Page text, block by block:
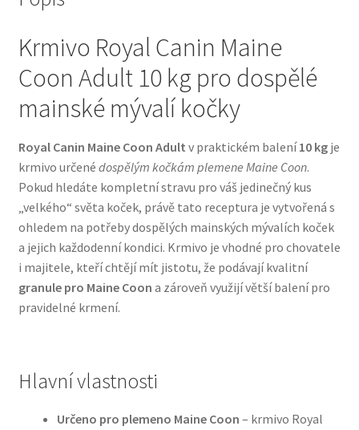
Veterinární dieta pro kočky
Vše pro psy — Krmivo, doplňky, vybavení
Bozita pro psy — Švédské krmivo s nordickou kvalitou
Brit pro psy
Granule pro psy
Natural Trainer pro psy — Italské krmivo s
přírodními složkami
Krmivo Royal Canin Maine
Coon Adult 10 kg pro dospělé
mainské mývalí kočky
Royal Canin Maine Coon Adult v praktickém balení10 kgje
krmivo určené dospělým kočkám plemene Maine Coon.
Pokud hledáte kompletní stravu pro váš jedinečný kus
„velkého“ světa koček, právě tato receptura je vytvořená s
ohledem na potřeby dospělých mainských mývalích koček
a jejich každodenní kondici. Krmivo je vhodné pro chovatele
i majitele, kteří chtějí mít jistotu, že podávají kvalitní
granule pro Maine Coon a zároveň využijí větší balení pro
pravidelné krmení.
Hlavní vlastnosti
Určeno pro plemeno Maine Coon – krmivo Royal